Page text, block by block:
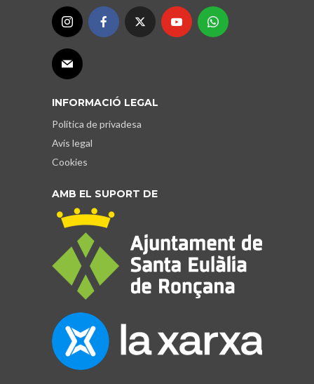
INFORMACIÓ LEGAL
Política de privadesa
Avís legal
Cookies
AMB EL SUPORT DE